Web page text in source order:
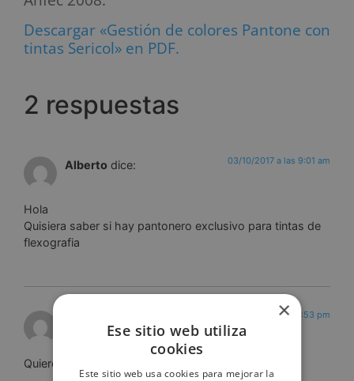
Descargar «Gestión de colores Pantone con
tintas Sericol» en PDF.
2 respuestas
Alberto dice: 03/10/2017 a las 9:01 am
Hola
Quisiera saber si hay pantonero exclusivo para tintas de
flexografia
14/11/2017 a las 1:53 pm
Quiero saber más
×
Ese sitio web utiliza
cookies
Este sitio web usa cookies para mejorar la